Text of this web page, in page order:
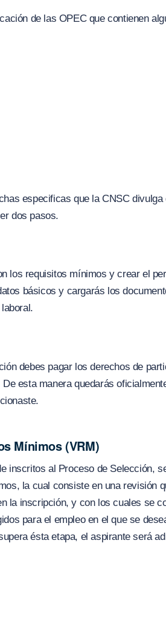
de las OPEC que contienen
especificas que la CNSC
dos pasos.
los requisitos mínimos y crear el
básicos y cargarás los
debes pagar los derechos de
esta manera quedarás
Mínimos (VRM)
inscritos al Proceso de Selección,
la cual consiste en una revisión
la inscripción, y con los cuales se
para el empleo en el que se
ésta etapa, el aspirante será